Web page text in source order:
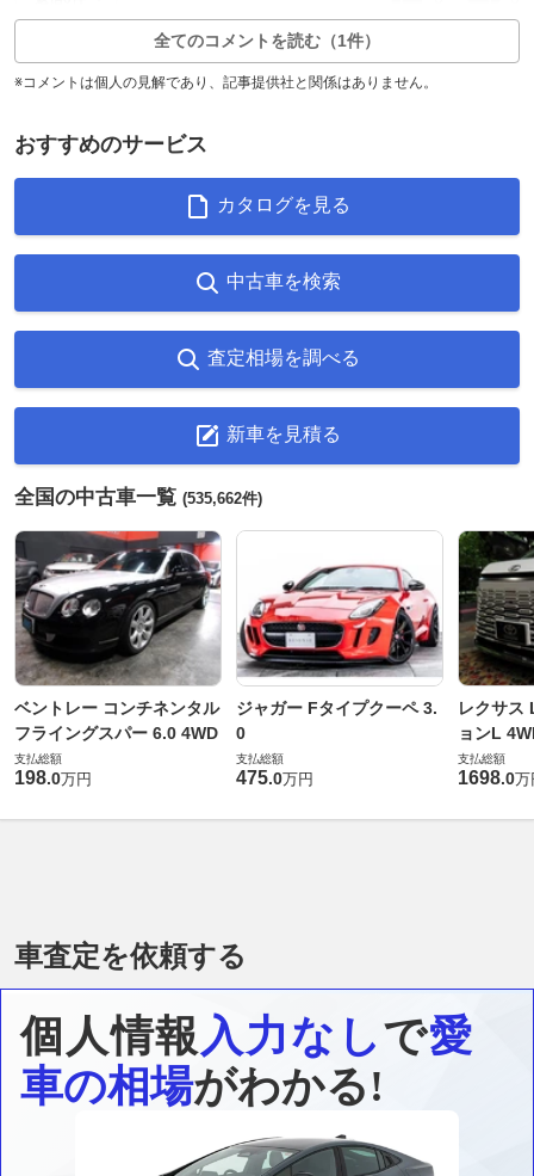
全てのコメントを読む（1件）
※コメントは個人の見解であり、記事提供社と関係はありません。
おすすめのサービス
カタログを見る
中古車を検索
査定相場を調べる
新車を見積る
全国の中古車一覧 (535,662件)
ベントレー コンチネンタル
フライングスパー 6.0 4WD
支払総額
198.0万円
ジャガー Fタイプクーペ 3.
0
支払総額
475.0万円
レクサス
ョンL
支払総額
1698.0万
車査定を依頼する
個人情報入力なしで愛
車の相場がわかる!